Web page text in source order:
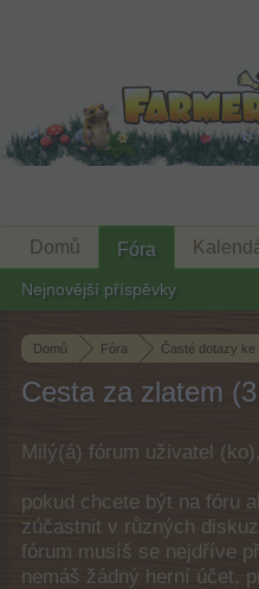
Domů Fóra Časté dotazy ke
Cesta za zlatem
Milý(á) fórum uživatel (ko),
pokud chcete být na fóru
zúčastnit v různých
fórum musíš se nejdříve
nemáš žádný herní účet,
Domů Fóra
Nejnovější příspěvky